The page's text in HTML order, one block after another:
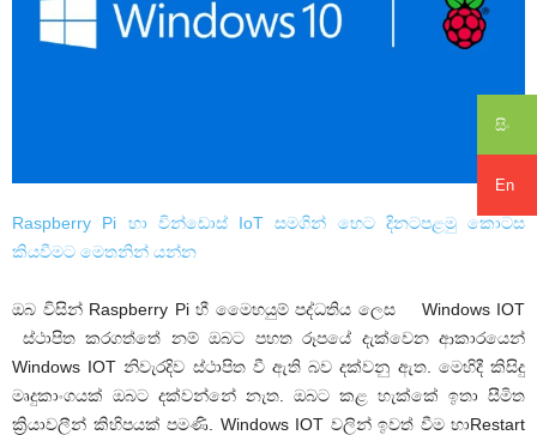
සිං
En
Raspberry Pi හා වින්ඩොස් IoT සමගින් හෙට දිනටපළමු කොටස
කියවීමට මෙතනින් යන්න
ඔබ විසින් Raspberry Pi හී මෙ‍ෙහයුම් පද්ධතිය ලෙස Windows IOT
ස්ථාපිත කරගත්තේ නම් ඔබට පහත රූපයේ දැක්වෙන ආකාරයෙන්
Windows IOTනිවැරදිව ස්ථාපිත වී ඇති බව දක්වනු ඇත. මෙහිදී කිසිදු
මෘදුකාංගයක් ඔබට දක්වන්නේ නැත. ඔබට කළ හැක්කේ ඉතා සීමිත
ක්‍රියාවලීන් කිහිපයක් පමණි. Windows IOT වලින් ඉවත් වීම හාRestart